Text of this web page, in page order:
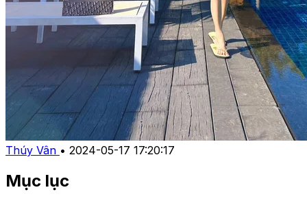
Thúy Vân • 2024-05-17 17:20:17
Mục lục